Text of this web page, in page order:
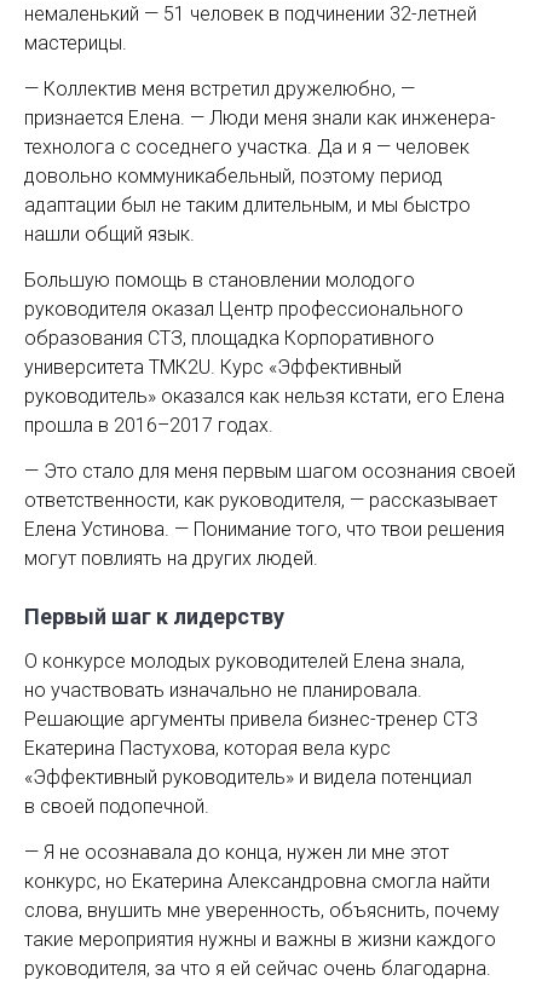
немаленький — ​51 человек в подчинении 32-летней
мастерицы.
— Коллектив меня встретил дружелюбно, — ​
признается Елена. — ​Люди меня знали как инженера-
технолога с соседнего участка. Да и я — ​человек
довольно коммуникабельный, поэтому период
адаптации был не таким длительным, и мы быстро
нашли общий язык.
Большую помощь в становлении молодого
руководителя оказал Центр профессионального
образования СТЗ, площадка Корпоративного
университета ТМК2U. Курс «Эффективный
руководитель» оказался как нельзя кстати, его Елена
прошла в 2016–2017 годах.
— Это стало для меня первым шагом осознания своей
ответственности, как руководителя, — ​рассказывает
Елена Устинова. — ​Понимание того, что твои решения
могут повлиять на других людей.
Первый шаг к лидерству
О конкурсе молодых руководителей Елена знала,
но участвовать изначально не планировала.
Решающие аргументы привела бизнес-тренер СТЗ
Екатерина Пастухова, которая вела курс
«Эффективный руководитель» и видела потенциал
в своей подопечной.
— Я не осознавала до конца, нужен ли мне этот
конкурс, но Екатерина Александровна смогла найти
слова, внушить мне уверенность, объяснить, почему
такие мероприятия нужны и важны в жизни каждого
руководителя, за что я ей сейчас очень благодарна.